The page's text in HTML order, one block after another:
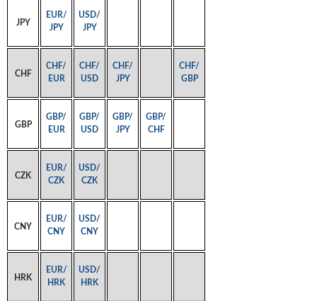
JPY
EUR/
JPY
USD/
JPY
CHF
CHF/
EUR
CHF/
USD
CHF/
JPY
CHF/
GBP
GBP
GBP/
EUR
GBP/
USD
GBP/
JPY
GBP/
CHF
CZK
EUR/
CZK
USD/
CZK
CNY
EUR/
CNY
USD/
CNY
HRK
EUR/
HRK
USD/
HRK